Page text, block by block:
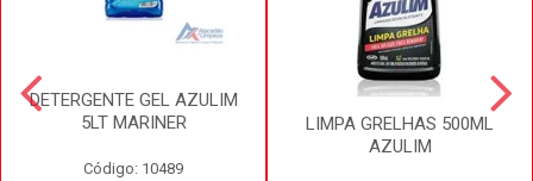
DETERGENTE GEL AZULIM
5LT MARINER
Código: 10489
LIMPA GRELHAS 500ML
AZULIM